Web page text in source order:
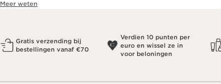
Meer weten
Gratis verzending bij
bestellingen vanaf €70
Verdien 10 punten per
euro en wissel ze in
voor beloningen